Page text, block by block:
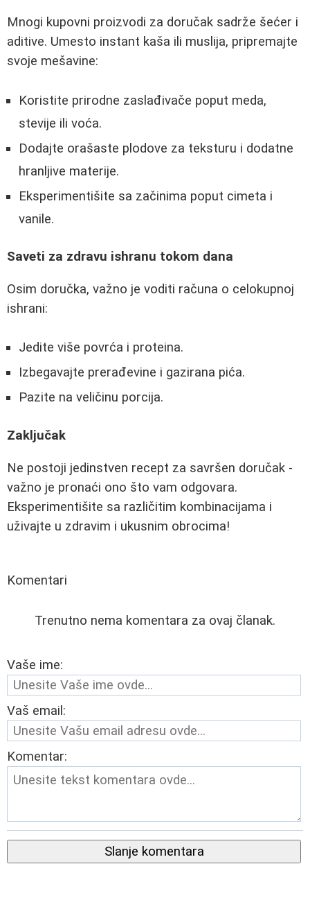
Mnogi kupovni proizvodi za doručak sadrže šećer i
aditive. Umesto instant kaša ili muslija, pripremajte
svoje mešavine:
Koristite prirodne zaslađivače poput meda,
stevije ili voća.
Dodajte orašaste plodove za teksturu i dodatne
hranljive materije.
Eksperimentišite sa začinima poput cimeta i
vanile.
Saveti za zdravu ishranu tokom dana
Osim doručka, važno je voditi računa o celokupnoj
ishrani:
Jedite više povrća i proteina.
Izbegavajte prerađevine i gazirana pića.
Pazite na veličinu porcija.
Zaključak
Ne postoji jedinstven recept za savršen doručak -
važno je pronaći ono što vam odgovara.
Eksperimentišite sa različitim kombinacijama i
uživajte u zdravim i ukusnim obrocima!
Komentari
Trenutno nema komentara za ovaj članak.
Vaše ime:
Vaš email:
Komentar:
Slanje komentara